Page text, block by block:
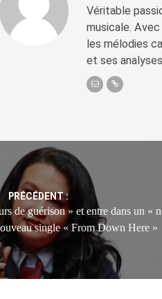
Véritable
musicale.
les mélodies
et ses
PRÉCÉDENT :
de guérison » et entre dans un «
single « From Down Here »